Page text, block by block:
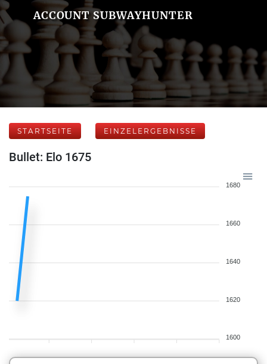
ACCOUNT SUBWAYHUNTER
STARTSEITE EINZELERGEBNISSE
Bullet: Elo 1675
1680
1660
1640
1620
1600